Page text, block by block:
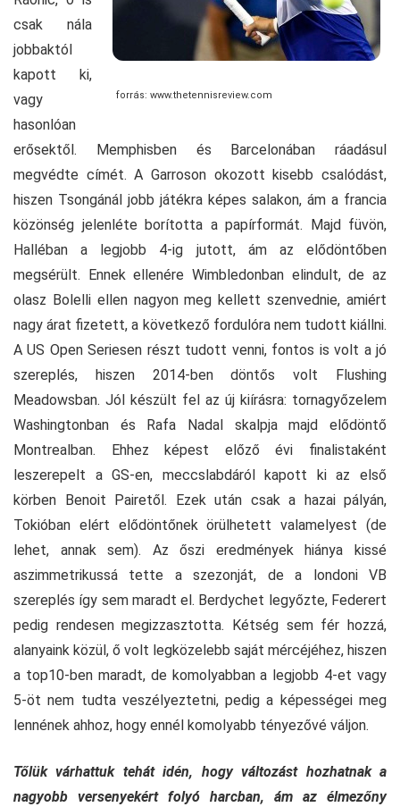
forrás: www.thetennisreview.com
csak nála
jobbaktól
kapott ki,
vagy
hasonlóan
erősektől. Memphisben és Barcelonában ráadásul
megvédte címét. A Garroson okozott kisebb csalódást,
hiszen Tsongánál jobb játékra képes salakon, ám a francia
közönség jelenléte borította a papírformát. Majd füvön,
Halléban a legjobb 4-ig jutott, ám az elődöntőben
megsérült. Ennek ellenére Wimbledonban elindult, de az
olasz Bolelli ellen nagyon meg kellett szenvednie, amiért
nagy árat fizetett, a következő fordulóra nem tudott kiállni.
A US Open Seriesen részt tudott venni, fontos is volt a jó
szereplés, hiszen 2014-ben döntős volt Flushing
Meadowsban. Jól készült fel az új kiírásra: tornagyőzelem
Washingtonban és Rafa Nadal skalpja majd elődöntő
Montrealban. Ehhez képest előző évi finalistaként
leszerepelt a GS-en, meccslabdáról kapott ki az első
körben Benoit Pairetől. Ezek után csak a hazai pályán,
Tokióban elért elődöntőnek örülhetett valamelyest (de
lehet, annak sem). Az őszi eredmények hiánya kissé
aszimmetrikussá tette a szezonját, de a londoni VB
szereplés így sem maradt el. Berdychet legyőzte, Federert
pedig rendesen megizzasztotta. Kétség sem fér hozzá,
alanyaink közül, ő volt legközelebb saját mércéjéhez, hiszen
a top10-ben maradt, de komolyabban a legjobb 4-et vagy
5-öt nem tudta veszélyeztetni, pedig a képességei meg
lennének ahhoz, hogy ennél komolyabb tényezővé váljon.
Tőlük várhattuk tehát idén, hogy változást hozhatnak a
nagyobb versenyekért folyó harcban, ám az élmezőny